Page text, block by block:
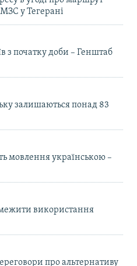
у Тегерані
з початку доби – Генштаб
залишаються понад 83
мовлення українською –
використання
про альтернативу